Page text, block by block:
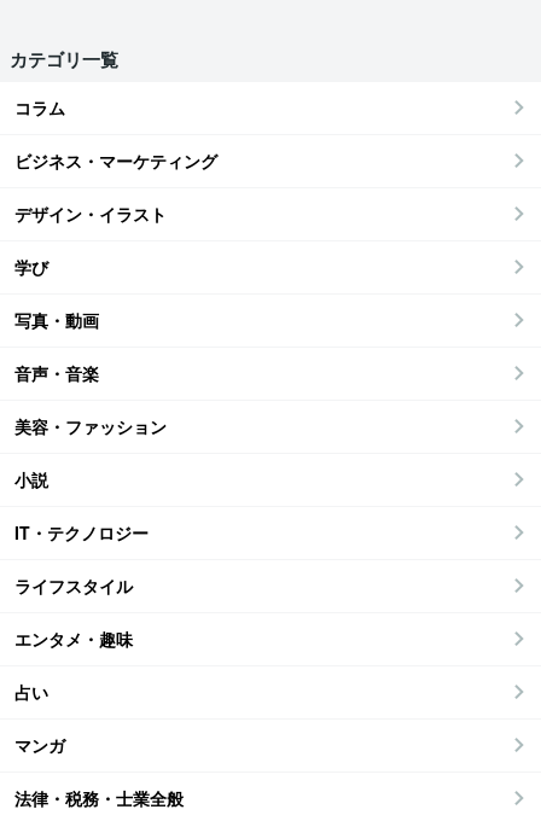
カテゴリ一覧
コラム
ビジネス・マーケティング
デザイン・イラスト
学び
写真・動画
音声・音楽
美容・ファッション
小説
IT・テクノロジー
ライフスタイル
エンタメ・趣味
占い
マンガ
法律・税務・士業全般